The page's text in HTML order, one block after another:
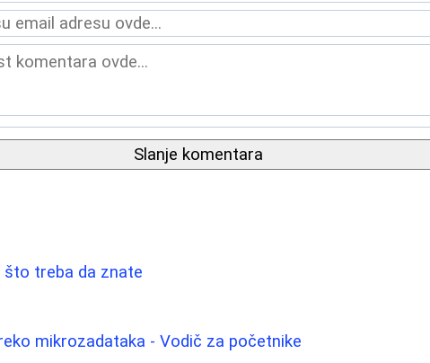
Slanje komentara
što treba da znate
mikrozadataka - Vodič za početnike